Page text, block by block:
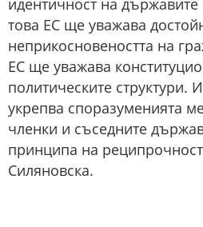
идентичност на
това ЕС ще уважава
неприкосновеността на
ЕС ще уважава
политическите
укрепва споразуменията
членки и съседните
принципа на
Силяновска.